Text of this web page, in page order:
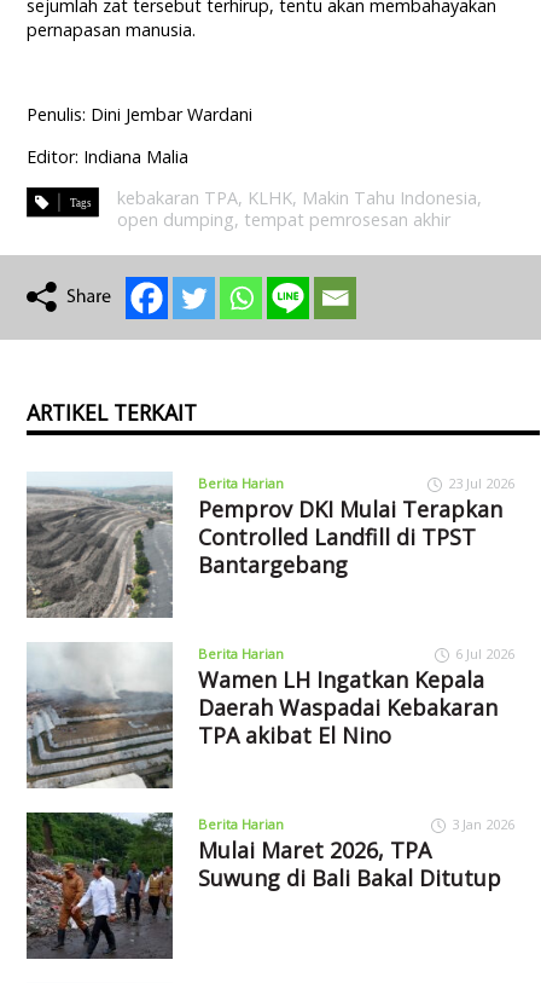
sejumlah zat tersebut terhirup, tentu akan membahayakan
pernapasan manusia.
Penulis: Dini Jembar Wardani
Editor: Indiana Malia
kebakaran TPA, KLHK, Makin Tahu Indonesia,
open dumping, tempat pemrosesan akhir
ARTIKEL TERKAIT
Berita Harian 23 Jul 2026
Pemprov DKI Mulai Terapkan
Controlled Landfill di TPST
Bantargebang
Berita Harian 6 Jul 2026
Wamen LH Ingatkan Kepala
Daerah Waspadai Kebakaran
TPA akibat El Nino
Berita Harian 3 Jan 2026
Mulai Maret 2026, TPA
Suwung di Bali Bakal Ditutup